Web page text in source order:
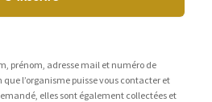
prénom, adresse mail et numéro de
l’organisme puisse vous contacter et
elles sont également collectées et